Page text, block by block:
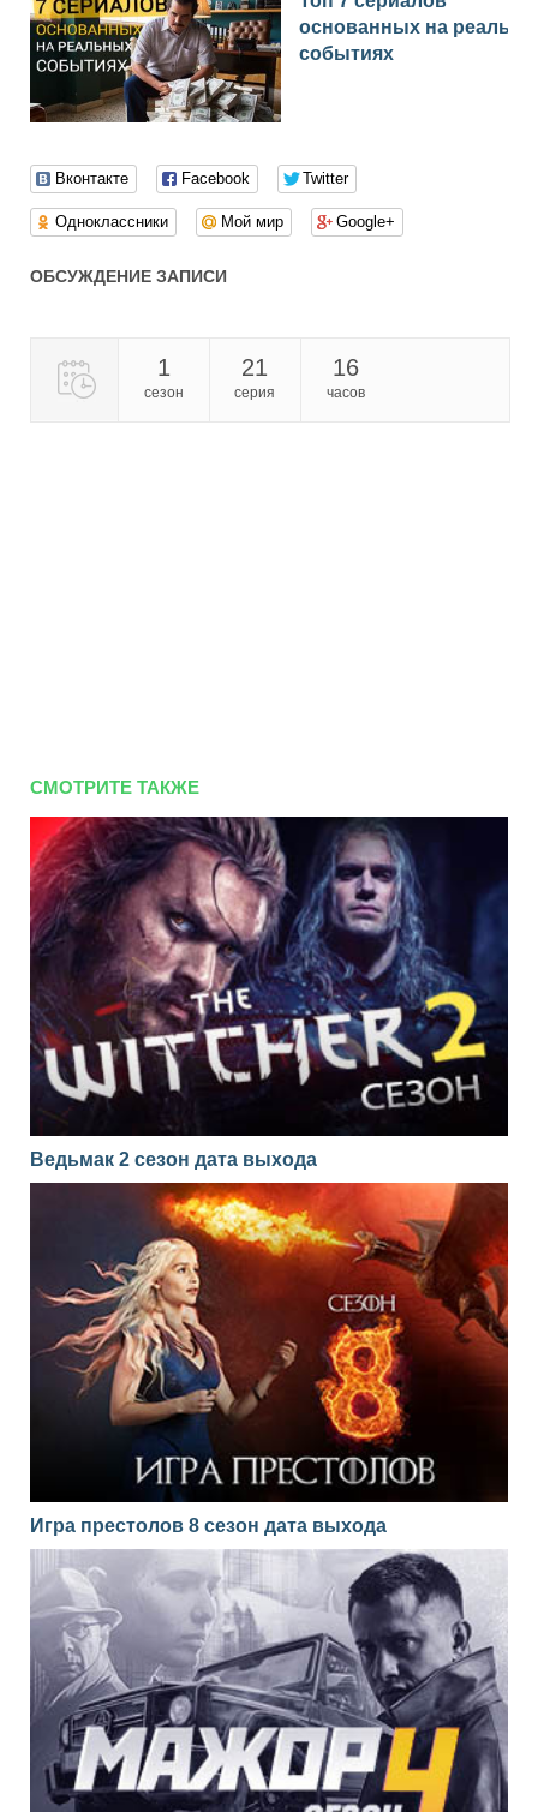
основанных на
событиях
Вконтакте Facebook Twitter
Одноклассники Мой мир Google+
ОБСУЖДЕНИЕ ЗАПИСИ
1
сезон
21
серия
16
часов
СМОТРИТЕ ТАКЖЕ
Ведьмак 2 сезон дата выхода
Игра престолов 8 сезон дата выхода